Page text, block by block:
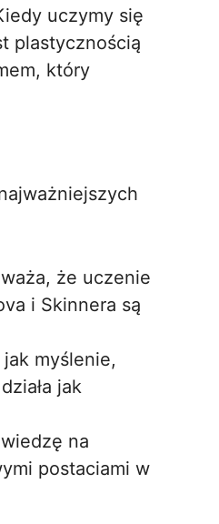
uczymy się
plastycznością
który
że uczenie
i Skinnera są
myślenie,
jak
na
postaciami w